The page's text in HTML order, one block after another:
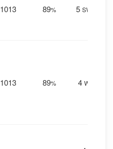
1013 89% 5 SW
1013 89% 4 W